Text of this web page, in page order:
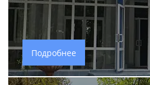
Подробнее